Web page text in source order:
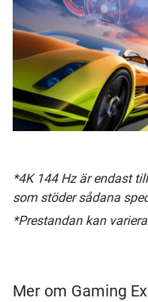
*4K 144 Hz är endast
som stöder sådana
*Prestandan kan
Mer om Gaming